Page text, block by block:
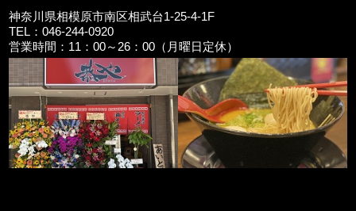
神奈川県相模原市南区相武台1-25-4-1F
TEL：046-244-0920
営業時間：11：00～26：00（月曜日定休）